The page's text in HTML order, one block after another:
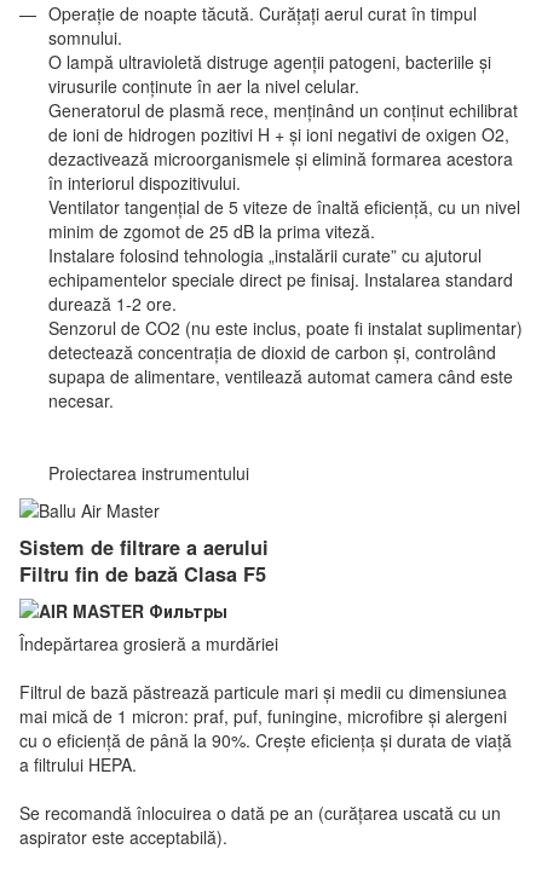
Operație de noapte tăcută. Curățați aerul curat în timpul
somnului.
O lampă ultravioletă distruge agenții patogeni, bacteriile și
virusurile conținute în aer la nivel celular.
Generatorul de plasmă rece, menținând un conținut echilibrat
de ioni de hidrogen pozitivi H + și ioni negativi de oxigen O2,
dezactivează microorganismele și elimină formarea acestora
în interiorul dispozitivului.
Ventilator tangențial de 5 viteze de înaltă eficiență, cu un nivel
minim de zgomot de 25 dB la prima viteză.
Instalare folosind tehnologia „instalării curate” cu ajutorul
echipamentelor speciale direct pe finisaj. Instalarea standard
durează 1-2 ore.
Senzorul de CO2 (nu este inclus, poate fi instalat suplimentar)
detectează concentrația de dioxid de carbon și, controlând
supapa de alimentare, ventilează automat camera când este
necesar.
Proiectarea instrumentului
Sistem de filtrare a aerului
Filtru fin de bază Clasa F5
Îndepărtarea grosieră a murdăriei
Filtrul de bază păstrează particule mari și medii cu dimensiunea
mai mică de 1 micron: praf, puf, funingine, microfibre și alergeni
cu o eficiență de până la 90%. Crește eficiența și durata de viață
a filtrului HEPA.
Se recomandă înlocuirea o dată pe an (curățarea uscată cu un
aspirator este acceptabilă).